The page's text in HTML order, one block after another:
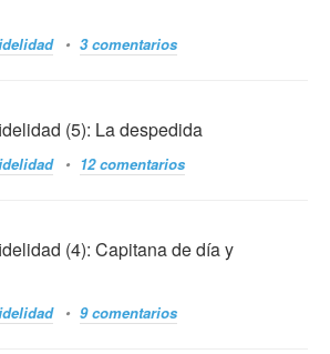
3 comentarios
(5): La despedida
12 comentarios
(4): Capitana de día y
9 comentarios